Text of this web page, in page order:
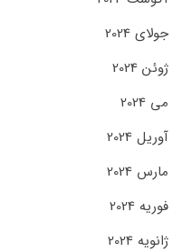
جولای 2024
ژوئن 2024
می 2024
آوریل 2024
مارس 2024
فوریه 2024
ژانویه 2024